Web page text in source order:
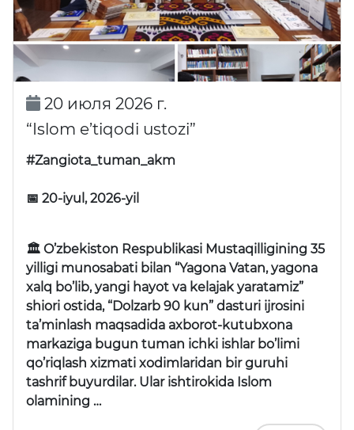
20 июля 2026 г.
“Islom e’tiqodi ustozi”
#Zangiota_tuman_akm
📅 20-iyul, 2026-yil
🏛 O’zbekiston Respublikasi Mustaqilligining 35
yilligi munosabati bilan “Yagona Vatan, yagona
xalq bo’lib, yangi hayot va kelajak yaratamiz”
shiori ostida, “Dolzarb 90 kun” dasturi ijrosini
ta’minlash maqsadida axborot-kutubxona
markaziga bugun tuman ichki ishlar bo’limi
qo’riqlash xizmati xodimlaridan bir guruhi
tashrif buyurdilar. Ular ishtirokida Islom
olamining …